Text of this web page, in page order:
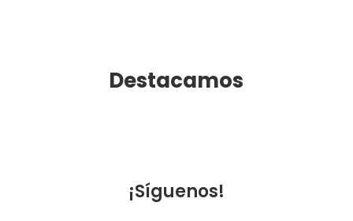
Destacamos
¡Síguenos!